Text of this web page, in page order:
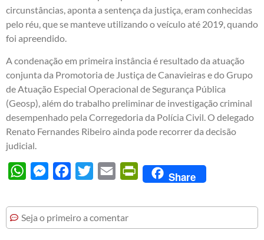
circunstâncias, aponta a sentença da justiça, eram conhecidas
pelo réu, que se manteve utilizando o veículo até 2019, quando
foi apreendido.
A condenação em primeira instância é resultado da atuação
conjunta da Promotoria de Justiça de Canavieiras e do Grupo
de Atuação Especial Operacional de Segurança Pública
(Geosp), além do trabalho preliminar de investigação criminal
desempenhado pela Corregedoria da Polícia Civil. O delegado
Renato Fernandes Ribeiro ainda pode recorrer da decisão
judicial.
WhatsAppMessengerFacebook
Twitter Email PrintFriendly
Share
Seja o primeiro a comentar